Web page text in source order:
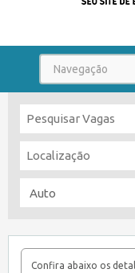
Confira abaixo os